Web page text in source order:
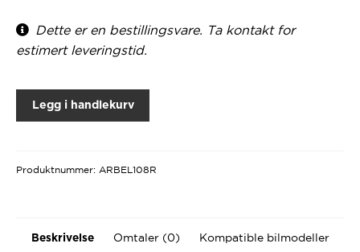
Dette er en bestillingsvare. Ta kontakt for
estimert leveringstid.
Legg i handlekurv
Produktnummer: ARBEL108R
Beskrivelse Omtaler (0) Kompatible bilmodeller